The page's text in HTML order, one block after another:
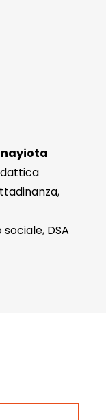
,
, DSA